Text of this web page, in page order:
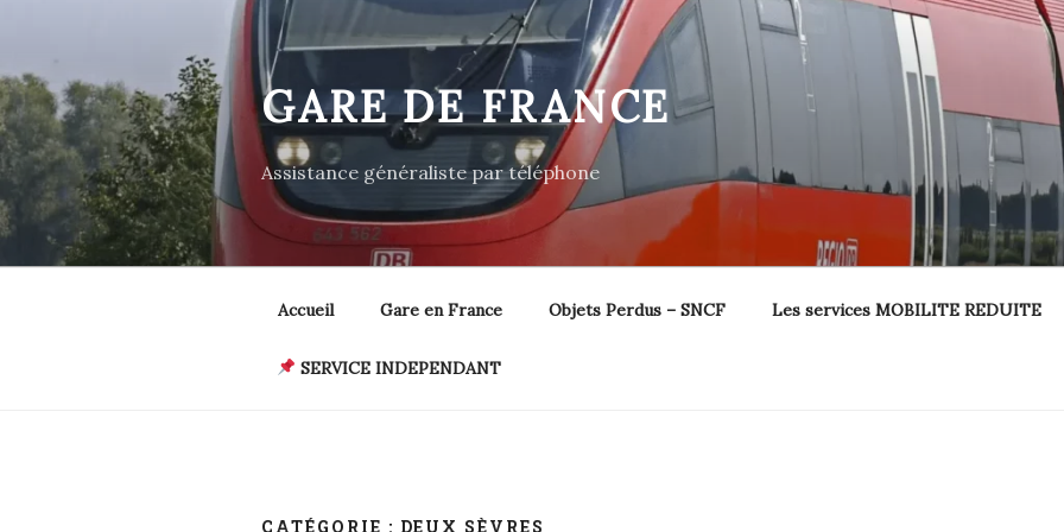
contenu
principal
GARE DE FRANCE
Assistance généraliste par téléphone
Accueil Gare en France Objets Perdus – SNCF Les services MOBILITE REDUITE
SERVICE INDEPENDANT
CATÉGORIE : DEUX SÈVRES